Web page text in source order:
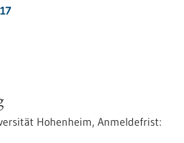
Hohenheim, Anmeldefrist: